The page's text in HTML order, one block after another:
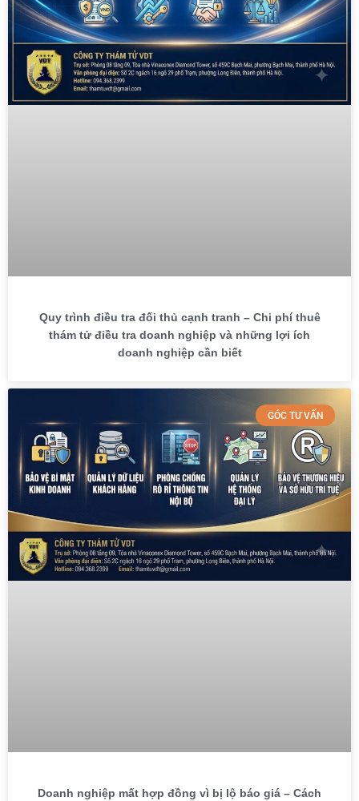
Quy trình điều tra đối thủ cạnh tranh – Chi phí thuê
thám tử điều tra doanh nghiệp và những lợi ích
doanh nghiệp cần biết
GÓC TƯ VẤN
Doanh nghiệp mất hợp đồng vì bị lộ báo giá – Cách